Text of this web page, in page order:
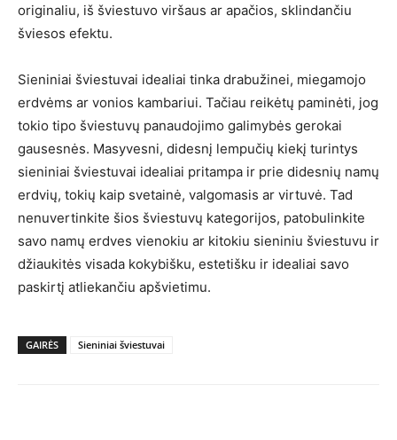
originaliu, iš šviestuvo viršaus ar apačios, sklindančiu
šviesos efektu.
Sieniniai šviestuvai idealiai tinka drabužinei, miegamojo
erdvėms ar vonios kambariui. Tačiau reikėtų paminėti, jog
tokio tipo šviestuvų panaudojimo galimybės gerokai
gausesnės. Masyvesni, didesnį lempučių kiekį turintys
sieniniai šviestuvai idealiai pritampa ir prie didesnių namų
erdvių, tokių kaip svetainė, valgomasis ar virtuvė. Tad
nenuvertinkite šios šviestuvų kategorijos, patobulinkite
savo namų erdves vienokiu ar kitokiu sieniniu šviestuvu ir
džiaukitės visada kokybišku, estetišku ir idealiai savo
paskirtį atliekančiu apšvietimu.
GAIRĖS Sieniniai šviestuvai